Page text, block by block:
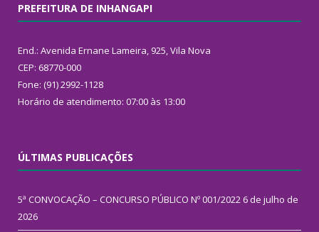
PREFEITURA DE INHANGAPI
End.: Avenida Ernane Lameira, 925, Vila Nova
CEP: 68770-000
Fone: (91) 2992-1128
Horário de atendimento: 07:00 às 13:00
ÚLTIMAS PUBLICAÇÕES
5ª CONVOCAÇÃO – CONCURSO PÚBLICO Nº 001/2022 6 de julho de
2026